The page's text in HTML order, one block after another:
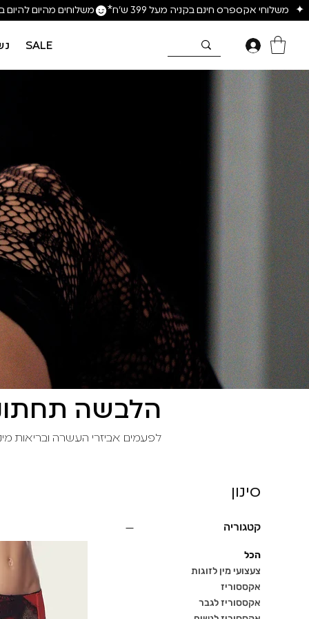
SALE
הלבשה
לפעמים אביזרי העשרה ובריאות
סינון
קטגוריה
הכל
צעצועי מין לזוגות
אקססוריז
אקססוריז לגבר